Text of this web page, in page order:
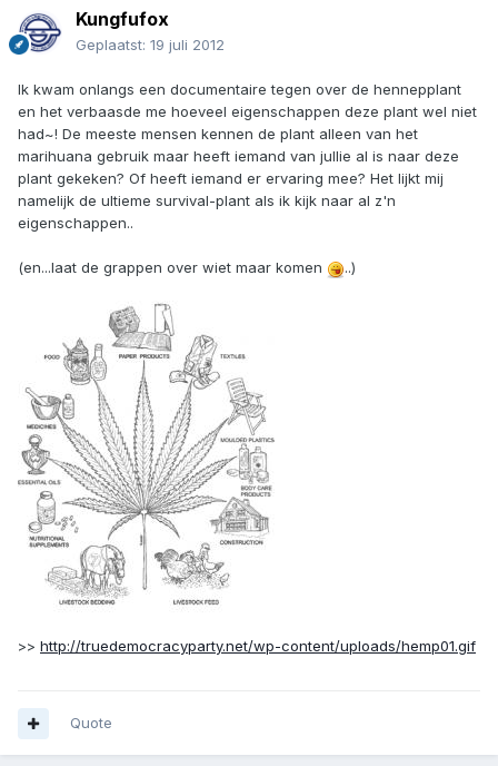
Kungfufox
Geplaatst: 19 juli 2012
Ik kwam onlangs een documentaire tegen over de hennepplant
en het verbaasde me hoeveel eigenschappen deze plant wel niet
had~! De meeste mensen kennen de plant alleen van het
marihuana gebruik maar heeft iemand van jullie al is naar deze
plant gekeken? Of heeft iemand er ervaring mee? Het lijkt mij
namelijk de ultieme survival-plant als ik kijk naar al z'n
eigenschappen..
(en...laat de grappen over wiet maar komen ..)
>> http://truedemocracyparty.net/wp-content/uploads/hemp01.gif
Quote